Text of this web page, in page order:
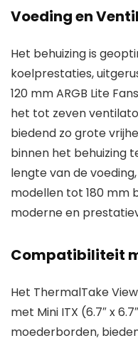
Voeding en
Het behuizing is
koelprestaties,
120 mm ARGB Lite
het tot zeven
biedend zo grote
binnen het behuizing
lengte van de voeding,
modellen tot 180 mm
moderne en
Compatibiliteit
Het ThermalTake
met Mini ITX (6.7″ x
moederborden,